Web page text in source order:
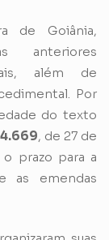
de Goiânia,
anteriores
além de
Por
do texto
, de 27 de
prazo para a
as emendas